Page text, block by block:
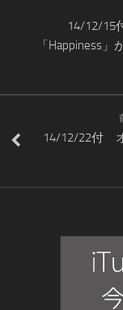
14/12/15
「Happiness
14/12/22付